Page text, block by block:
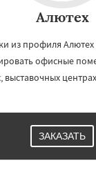
Алютех
из профиля
офисные
выставочных
ЗАКАЗАТЬ